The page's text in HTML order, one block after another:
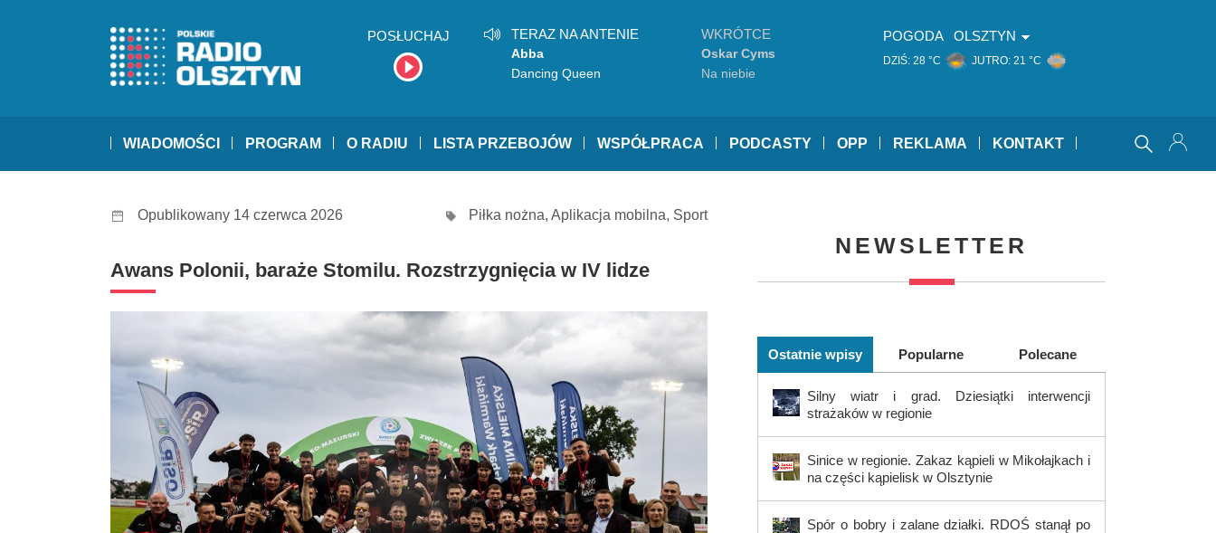
POSŁUCHAJ TERAZ NA ANTENIE
Abba
Dancing Queen
WKRÓTCE
Oskar Cyms
Na niebie
POGODA OLSZTYN
DZIŚ: 28 °C JUTRO: 21 °C
WIADOMOŚCI PROGRAM O RADIU LISTA PRZEBOJÓW WSPÓŁPRACA PODCASTY OPP REKLAMA KONTAKT
Opublikowany 14 czerwca 2026 Piłka nożna, Aplikacja mobilna, Sport
Awans Polonii, baraże Stomilu. Rozstrzygnięcia w IV lidze
NEWSLETTER
Ostatnie wpisy Popularne Polecane
Silny wiatr i grad. Dziesiątki interwencji
strażaków w regionie
Sinice w regionie. Zakaz kąpieli w Mikołajkach i
na części kąpielisk w Olsztynie
Spór o bobry i zalane działki. RDOŚ stanął po